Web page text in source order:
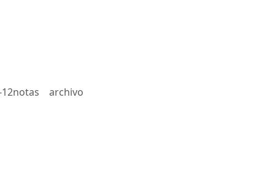
12notas archivo